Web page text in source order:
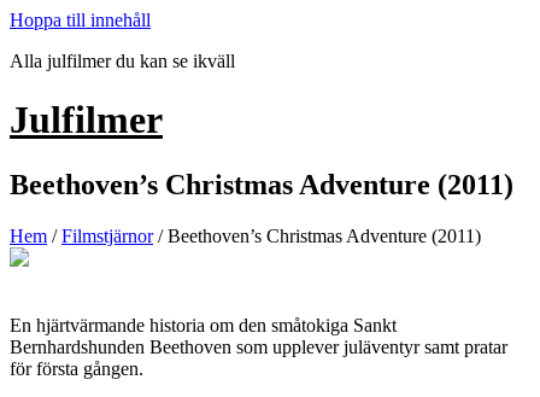
Hoppa till innehåll
Alla julfilmer du kan se ikväll
Julfilmer
Beethoven’s Christmas Adventure (2011)
Hem /Filmstjärnor/ Beethoven’s Christmas Adventure (2011)
En hjärtvärmande historia om den småtokiga Sankt
Bernhardshunden Beethoven som upplever juläventyr samt pratar
för första gången.